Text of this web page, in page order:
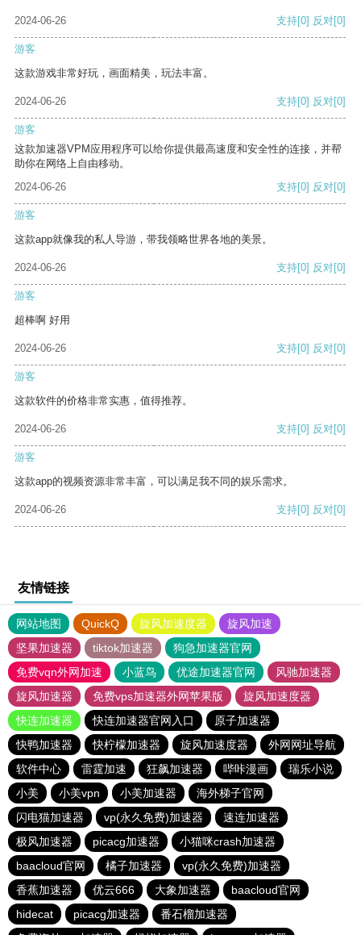
2024-06-26 支持[0] 反对[0]
游客
这款游戏非常好玩，画面精美，玩法丰富。
2024-06-26 支持[0] 反对[0]
游客
这款加速器VPM应用程序可以给你提供最高速度和安全性的连接，并帮
助你在网络上自由移动。
2024-06-26
支持[0] 反对[0]
游客
这款app就像我的私人导游，带我领略世界各地的美景。
2024-06-26 支持[0] 反对[0]
游客
超棒啊 好用
2024-06-26 支持[0] 反对[0]
游客
这款软件的价格非常实惠，值得推荐。
2024-06-26 支持[0] 反对[0]
游客
这款app的视频资源非常丰富，可以满足我不同的娱乐需求。
2024-06-26 支持[0] 反对[0]
友情链接
网站地图 QuickQ 旋风加速度器
旋风加速
坚果加速器
tiktok加速器
狗急加速器官网
免费vqn外网加速
小蓝鸟 优途加速器官网
风驰加速器
旋风加速器
免费vps加速器外网苹果版
旋风加速度器
快连加速器
快连加速器官网入口
原子加速器
快鸭加速器
快柠檬加速器 旋风加速度器
外网网址导航
软件中心
雷霆加速 狂飙加速器 哔咔漫画
瑞乐小说
小美
小美vpn 小美加速器
海外梯子官网
闪电猫加速器
vp(永久免费)加速器
速连加速器
极风加速器
picacg加速器
小猫咪crash加速器
baacloud官网
橘子加速器
vp(永久免费)加速器
香蕉加速器
优云666 大象加速器
baacloud官网
hidecat
picacg加速器
番石榴加速器